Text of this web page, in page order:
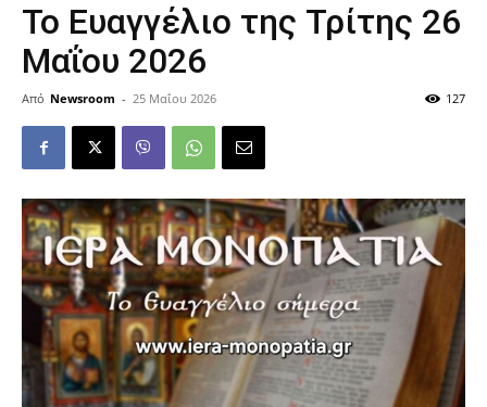
Το Ευαγγέλιο της Τρίτης 26
Μαΐου 2026
Από Newsroom - 25 Μαΐου 2026 127